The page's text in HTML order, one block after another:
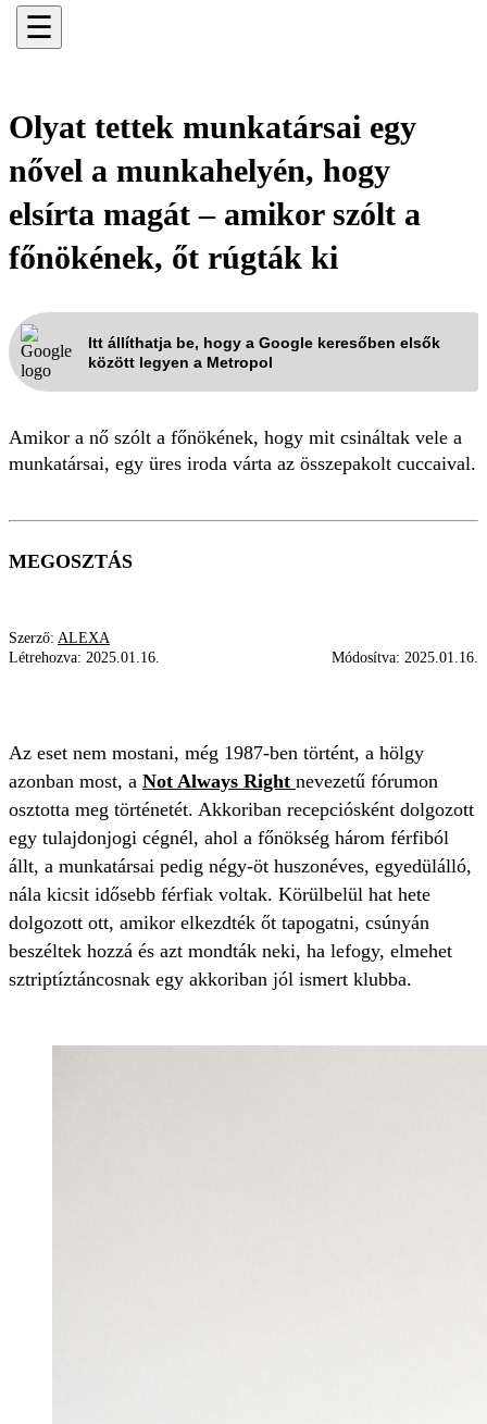
☰
Olyat tettek munkatársai egy
nővel a munkahelyén, hogy
elsírta magát – amikor szólt a
főnökének, őt rúgták ki
Itt állíthatja be, hogy a Google keresőben elsők
között legyen a Metropol
Amikor a nő szólt a főnökének, hogy mit csináltak vele a
munkatársai, egy üres iroda várta az összepakolt cuccaival.
MEGOSZTÁS
Szerző: ALEXA
Létrehozva: 2025.01.16. Módosítva: 2025.01.16.
Az eset nem mostani, még 1987-ben történt, a hölgy
azonban most, a Not Always Right nevezetű fórumon
osztotta meg történetét. Akkoriban recepciósként dolgozott
egy tulajdonjogi cégnél, ahol a főnökség három férfiból
állt, a munkatársai pedig négy-öt huszonéves, egyedülálló,
nála kicsit idősebb férfiak voltak. Körülbelül hat hete
dolgozott ott, amikor elkezdték őt tapogatni, csúnyán
beszéltek hozzá és azt mondták neki, ha lefogy, elmehet
sztriptíztáncosnak egy akkoriban jól ismert klubba.